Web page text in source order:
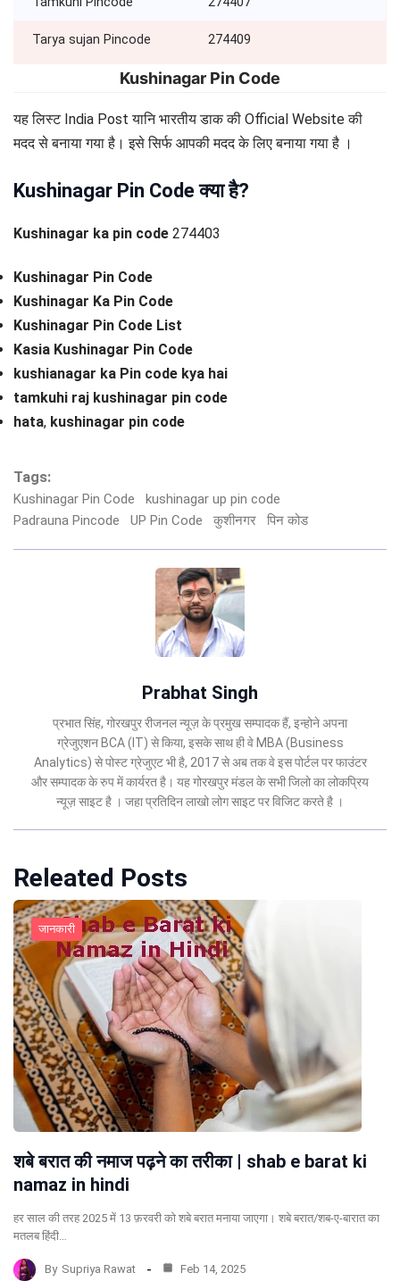
Tarya sujan Pincode 274409
Kushinagar Pin Code
यह लिस्ट India Post यानि भारतीय डाक की Official Website की
मदद से बनाया गया है। इसे सिर्फ आपकी मदद के लिए बनाया गया है ।
Kushinagar Pin Code क्या है?
Kushinagar ka pin code 274403
Kushinagar Pin Code
Kushinagar Ka Pin Code
Kushinagar Pin Code List
Kasia Kushinagar Pin Code
kushianagar ka Pin code kya hai
tamkuhi raj kushinagar pin code
hata, kushinagar pin code
Tags:
Kushinagar Pin Code
kushinagar up pin code
Padrauna Pincode
UP Pin Code कुशीनगर पिन कोड
Prabhat Singh
प्रभात सिंह, गोरखपुर रीजनल न्यूज़ के प्रमुख सम्पादक हैं, इन्होने अपना
ग्रेजुएशन BCA (IT) से किया, इसके साथ ही वे MBA (Business
Analytics) से पोस्ट ग्रेजुएट भी है, 2017 से अब तक वे इस पोर्टल पर फाउंटर
और सम्पादक के रुप में कार्यरत है। यह गोरखपुर मंडल के सभी जिलो का लोकप्रिय
न्यूज़ साइट है । जहा प्रतिदिन लाखो लोग साइट पर विजिट करते है ।
Releated Posts
जानकारी
शबे बरात की नमाज पढ़ने का तरीका | shab e barat ki
namaz in hindi
हर साल की तरह 2025 में 13 फ़रवरी को शबे बरात मनाया जाएगा। शबे बरात/शब-ए-बारात का
मतलब हिंदी…
By Supriya Rawat Feb 14, 2025